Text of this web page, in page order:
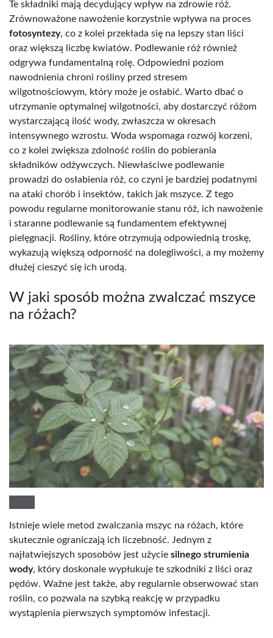
Te składniki mają decydujący wpływ na zdrowie róż.
Zrównoważone nawożenie korzystnie wpływa na proces
fotosyntezy, co z kolei przekłada się na lepszy stan liści
oraz większą liczbę kwiatów. Podlewanie róż również
odgrywa fundamentalną rolę. Odpowiedni poziom
nawodnienia chroni rośliny przed stresem
wilgotnościowym, który może je osłabić. Warto dbać o
utrzymanie optymalnej wilgotności, aby dostarczyć różom
wystarczającą ilość wody, zwłaszcza w okresach
intensywnego wzrostu. Woda wspomaga rozwój korzeni,
co z kolei zwiększa zdolność roślin do pobierania
składników odżywczych. Niewłaściwe podlewanie
prowadzi do osłabienia róż, co czyni je bardziej podatnymi
na ataki chorób i insektów, takich jak mszyce. Z tego
powodu regularne monitorowanie stanu róż, ich nawożenie
i staranne podlewanie są fundamentem efektywnej
pielęgnacji. Rośliny, które otrzymują odpowiednią troskę,
wykazują większą odporność na dolegliwości, a my możemy
dłużej cieszyć się ich urodą.
W jaki sposób można zwalczać mszyce
na różach?
Istnieje wiele metod zwalczania mszyc na różach, które
skutecznie ograniczają ich liczebność. Jednym z
najłatwiejszych sposobów jest użycie silnego strumienia
wody, który doskonale wypłukuje te szkodniki z liści oraz
pędów. Ważne jest także, aby regularnie obserwować stan
roślin, co pozwala na szybką reakcję w przypadku
wystąpienia pierwszych symptomów infestacji.